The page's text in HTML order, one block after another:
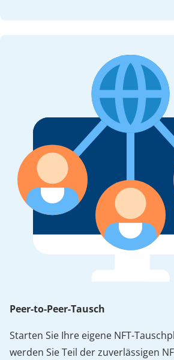
Peer-to-Peer-Tausch
Starten Sie Ihre eigene NFT-
werden Sie Teil der zuverlässigen